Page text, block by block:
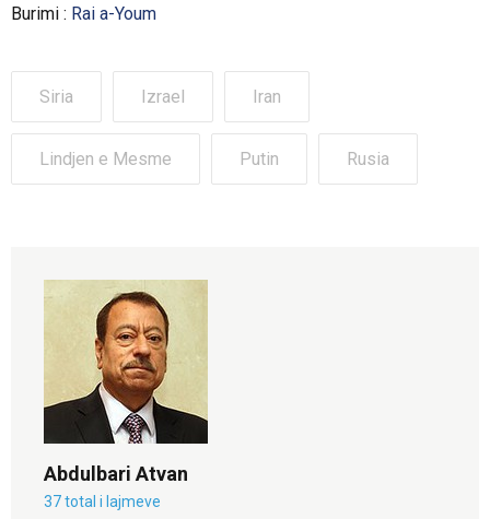
Burimi : Rai a-Youm
Siria Izrael Iran
Lindjen e Mesme Putin Rusia
Abdulbari Atvan
37 total i lajmeve